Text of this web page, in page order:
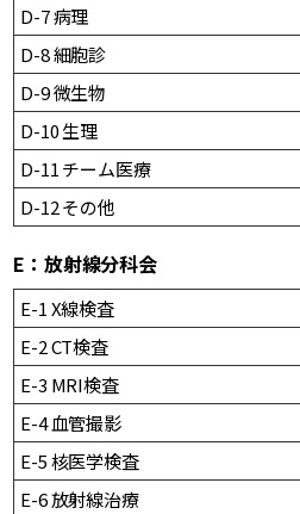
D-7 病理
D-8 細胞診
D-9 微生物
D-10 生理
D-11 チーム医療
D-12 その他
E：放射線分科会
E-1 X線検査
E-2 CT検査
E-3 MRI検査
E-4 血管撮影
E-5 核医学検査
E-6 放射線治療